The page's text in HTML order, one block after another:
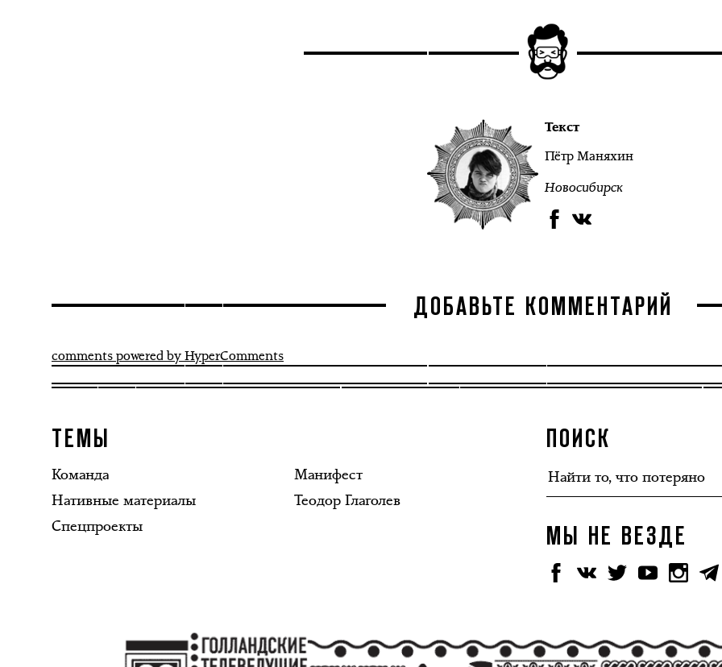
Текст
Пётр Маняхин
Новосибирск
ДОБАВЬТЕ КОММЕНТАРИЙ
comments powered by HyperComments
ТЕМЫ
Команда
Манифест
Нативные материалы
Теодор Глаголев
Спецпроекты
ПОИСК
МЫ НЕ ВЕЗДЕ